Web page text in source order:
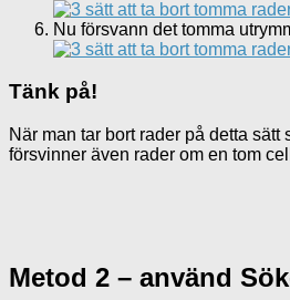
Nu försvann det tomma
Tänk på!
När man tar bort rader på detta
försvinner även rader om en tom
Metod 2 – använd